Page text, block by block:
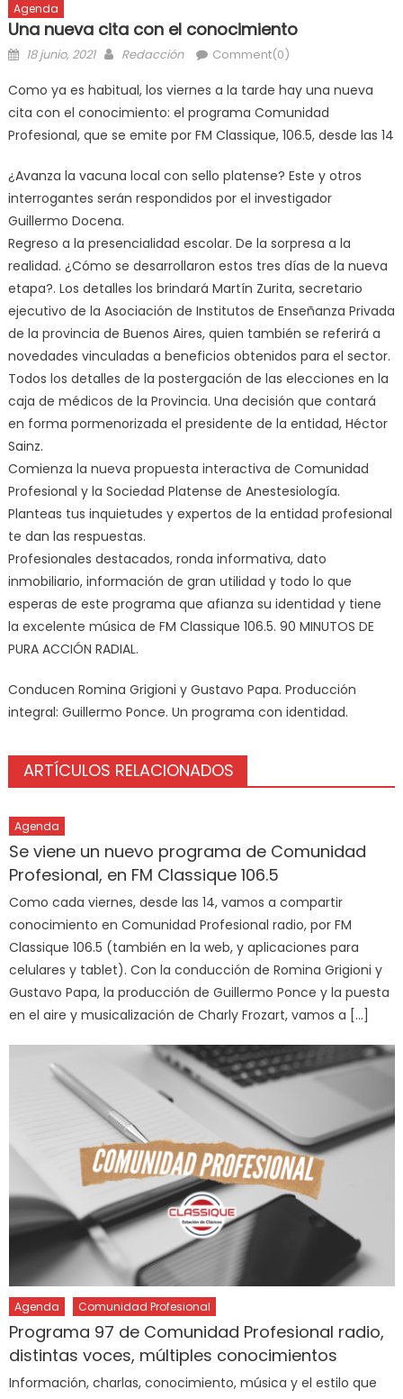
Agenda
Una nueva cita con el conocimiento
18 junio, 2021 Redacción Comment(0)
Como ya es habitual, los viernes a la tarde hay una nueva
cita con el conocimiento: el programa Comunidad
Profesional, que se emite por FM Classique, 106.5, desde las 14
¿Avanza la vacuna local con sello platense? Este y otros
interrogantes serán respondidos por el investigador
Guillermo Docena.
Regreso a la presencialidad escolar. De la sorpresa a la
realidad. ¿Cómo se desarrollaron estos tres días de la nueva
etapa?. Los detalles los brindará Martín Zurita, secretario
ejecutivo de la Asociación de Institutos de Enseñanza Privada
de la provincia de Buenos Aires, quien también se referirá a
novedades vinculadas a beneficios obtenidos para el sector.
Todos los detalles de la postergación de las elecciones en la
caja de médicos de la Provincia. Una decisión que contará
en forma pormenorizada el presidente de la entidad, Héctor
Sainz.
Comienza la nueva propuesta interactiva de Comunidad
Profesional y la Sociedad Platense de Anestesiología.
Planteas tus inquietudes y expertos de la entidad profesional
te dan las respuestas.
Profesionales destacados, ronda informativa, dato
inmobiliario, información de gran utilidad y todo lo que
esperas de este programa que afianza su identidad y tiene
la excelente música de FM Classique 106.5. 90 MINUTOS DE
PURA ACCIÓN RADIAL.
Conducen Romina Grigioni y Gustavo Papa. Producción
integral: Guillermo Ponce. Un programa con identidad.
ARTÍCULOS RELACIONADOS
Agenda
Se viene un nuevo programa de Comunidad
Profesional, en FM Classique 106.5
Como cada viernes, desde las 14, vamos a compartir
conocimiento en Comunidad Profesional radio, por FM
Classique 106.5 (también en la web, y aplicaciones para
celulares y tablet). Con la conducción de Romina Grigioni y
Gustavo Papa, la producción de Guillermo Ponce y la puesta
en el aire y musicalización de Charly Frozart, vamos a […]
Agenda Comunidad Profesional
Programa 97 de Comunidad Profesional radio,
distintas voces, múltiples conocimientos
Información, charlas, conocimiento, música y el estilo que